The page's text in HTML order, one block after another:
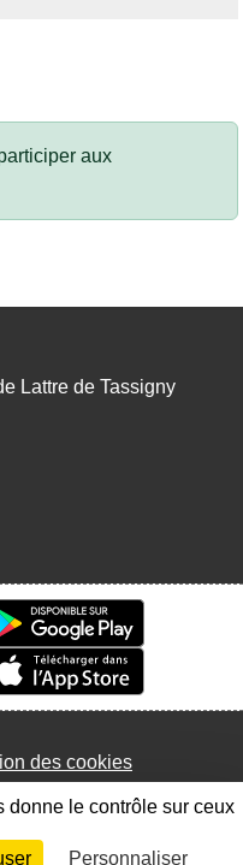
aux
Lattre de Tassigny
des cookies
Connexion
donne le contrôle sur ceux
Personnaliser